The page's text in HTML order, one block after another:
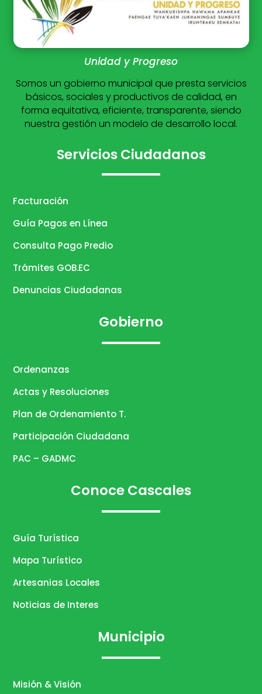
Unidad y Progreso
Somos un gobierno municipal que presta servicios
básicos, sociales y productivos de calidad, en
forma equitativa, eficiente, transparente, siendo
nuestra gestión un modelo de desarrollo local.
Servicios Ciudadanos
Facturación
Guía Pagos en Línea
Consulta Pago Predio
Trámites GOB.EC
Denuncias Ciudadanas
Gobierno
Ordenanzas
Actas y Resoluciones
Plan de Ordenamiento T.
Participación Ciudadana
PAC – GADMC
Conoce Cascales
Guía Turística
Mapa Turístico
Artesanias Locales
Noticias de Interes
Municipio
Misión & Visión